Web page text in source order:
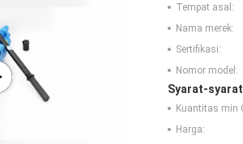
Tempat asal:
Nama merek:
Sertifikasi:
Nomor model:
Syarat-
Kuantitas min
Harga: